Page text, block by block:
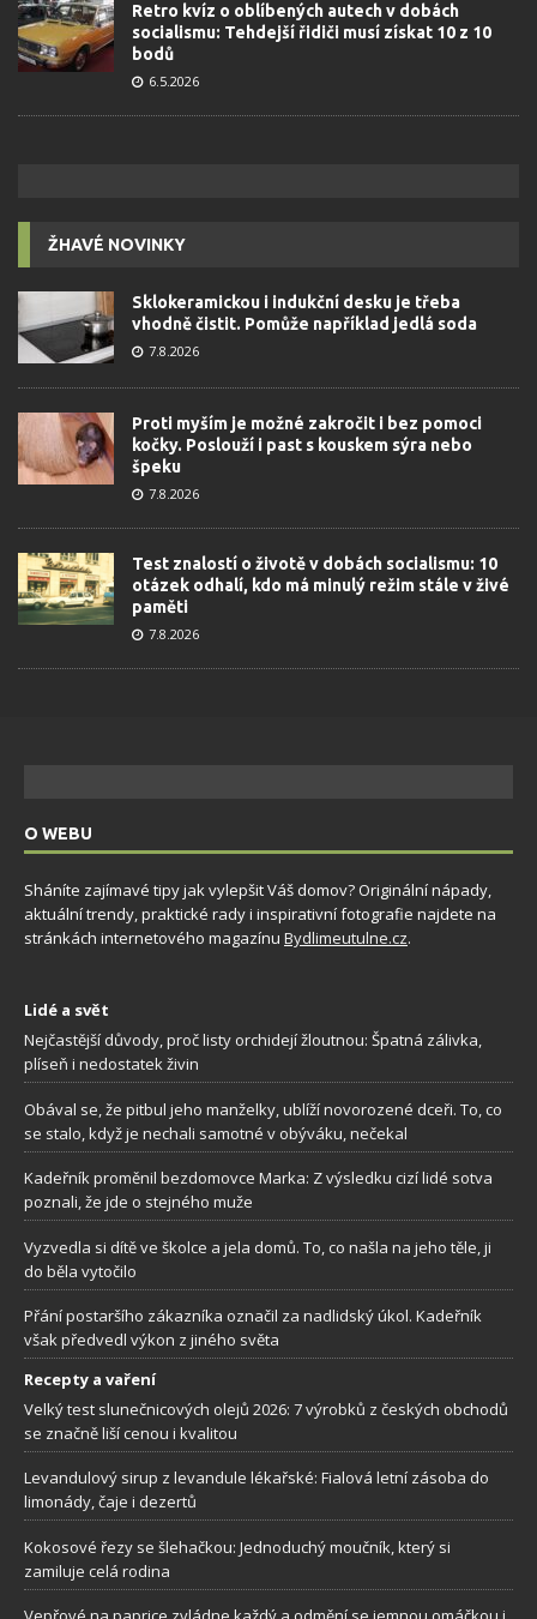
Retro kvíz o oblíbených autech v dobách
socialismu: Tehdejší řidiči musí získat 10 z 10
bodů
6.5.2026
ŽHAVÉ NOVINKY
Sklokeramickou i indukční desku je třeba
vhodně čistit. Pomůže například jedlá soda
7.8.2026
Proti myším je možné zakročit i bez pomoci
kočky. Poslouží i past s kouskem sýra nebo
špeku
7.8.2026
Test znalostí o životě v dobách socialismu: 10
otázek odhalí, kdo má minulý režim stále v živé
paměti
7.8.2026
O WEBU
Sháníte zajímavé tipy jak vylepšit Váš domov? Originální nápady,
aktuální trendy, praktické rady i inspirativní fotografie najdete na
stránkách internetového magazínu Bydlimeutulne.cz.
Lidé a svět
Nejčastější důvody, proč listy orchidejí žloutnou: Špatná zálivka,
plíseň i nedostatek živin
Obával se, že pitbul jeho manželky, ublíží novorozené dceři. To, co
se stalo, když je nechali samotné v obýváku, nečekal
Kadeřník proměnil bezdomovce Marka: Z výsledku cizí lidé sotva
poznali, že jde o stejného muže
Vyzvedla si dítě ve školce a jela domů. To, co našla na jeho těle, ji
do běla vytočilo
Přání postaršího zákazníka označil za nadlidský úkol. Kadeřník
však předvedl výkon z jiného světa
Recepty a vaření
Velký test slunečnicových olejů 2026: 7 výrobků z českých obchodů
se značně liší cenou i kvalitou
Levandulový sirup z levandule lékařské: Fialová letní zásoba do
limonády, čaje i dezertů
Kokosové řezy se šlehačkou: Jednoduchý moučník, který si
zamiluje celá rodina